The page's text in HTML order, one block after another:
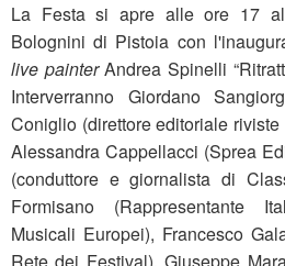
La Festa si apre alle ore 17 al
Bolognini di Pistoia con
live painterAndrea Spinelli
Interverranno Giordano
Coniglio (direttore editoriale
Alessandra Cappellacci (Sprea
(conduttore e giornalista di
Formisano (Rappresentante
Musicali Europei), Francesco